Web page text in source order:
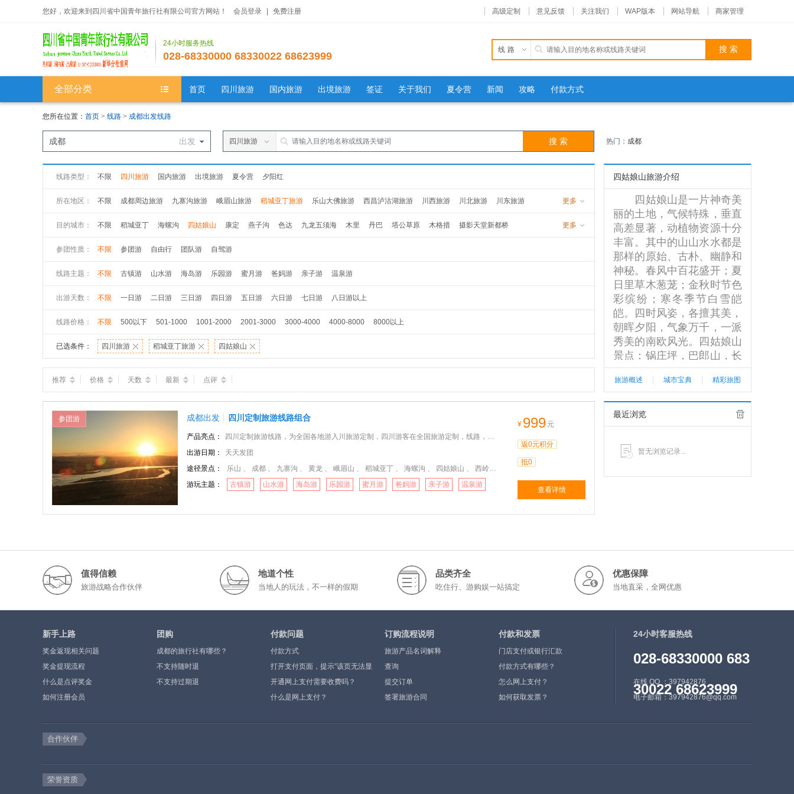
您好，欢迎来到四川省中国青年旅行社有限公司官方网站！ 会员登录 免费注册 高级定制 意见反馈 关注我们 WAP版本 网站导航 商家管理
24小时服务热线
028-68330000 68330022 68623999
线路
全部分类 首页 四川旅游 国内旅游 出境旅游 签证 关于我们 夏令营 新闻 攻略 付款方式
您所在位置： 首页 > 线路 > 成都出发线路
出发
成都 四川旅游 热门： 成都
线路类型： 不限 四川旅游 国内旅游 出境旅游 夏令营 夕阳红
所在地区： 不限 成都周边旅游 九寨沟旅游 峨眉山旅游 稻城亚丁旅游 乐山大佛旅游 西昌泸沽湖旅游 川西旅游 川北旅游
川东旅游
更多
目的城市： 不限 稻城亚丁 海螺沟 四姑娘山 康定 燕子沟 色达 九龙五须海 木里 丹巴 塔公草原 木格措
摄影天堂新都桥
更多
参团性质： 不限 参团游 自由行 团队游 自驾游
线路主题： 不限 古镇游 山水游 海岛游 乐园游 蜜月游 爸妈游 亲子游 温泉游
出游天数： 不限 一日游 二日游 三日游 四日游 五日游 六日游 七日游 八日游以上
线路价格： 不限 500以下 501-1000 1001-2000 2001-3000 3000-4000 4000-8000 8000以上
已选条件： 四川旅游 稻城亚丁旅游 四姑娘山
推荐 价格 天数 最新 点评
参团游 成都出发 四川定制旅游线路组合
产品亮点：
四川定制旅游线路，为全国各地游入川旅游定制，四川游客在全国旅游定制，线路，天数随意组合，充分享用假期，让你的行程玩得更嗨
出游日期：
天天发团
途径景点：
乐山 、 成都 、 九寨沟 、 黄龙 、 峨眉山 、 稻城亚丁 、 海螺沟 、 四姑娘山 、 西岭雪山 、 赤水
游玩主题：
古镇游 山水游 海岛游 乐园游 蜜月游 爸妈游 亲子游 温泉游
¥ 999 元
返0元积分
抵0
查看详情
四姑娘山旅游介绍
四姑娘山是一片神奇美
丽的土地，气候特殊，垂直
高差显著，动植物资源十分
丰富。其中的山山水水都是
那样的原始、古朴、幽静和
神秘。春风中百花盛开；夏
日里草木葱茏；金秋时节色
彩缤纷；寒冬季节白雪皑
皑。四时风姿，各擅其美，
朝晖夕阳，气象万千，一派
秀美的南欧风光。四姑娘山
景点：锅庄坪，巴郎山，长
坪沟，海子沟，双桥沟，毕
棚沟。
旅游概述 城市宝典 精彩旅图
最近浏览
暂无浏览记录...
值得信赖
旅游战略合作伙伴
地道个性
当地人的玩法，不一样的假期
品类齐全
吃住行、游购娱一站搞定
优惠保障
当地直采，全网优惠
新手上路
奖金返现相关问题
奖金提现流程
什么是点评奖金
如何注册会员
团购
成都的旅行社有哪些？
不支持随时退
不支持过期退
付款问题
付款方式
打开支付页面，提示”该页无法显
示”或空白页，可能是什么原因？
开通网上支付需要收费吗？
什么是网上支付？
订购流程说明
旅游产品名词解释
查询
提交订单
签署旅游合同
付款和发票
门店支付或银行汇款
付款方式有哪些？
怎么网上支付？
如何获取发票？
24小时客服热线
028-68330000 683
30022 68623999
在线 QQ ：397942876
电子邮箱：397942876@qq.com
合作伙伴
荣誉资质